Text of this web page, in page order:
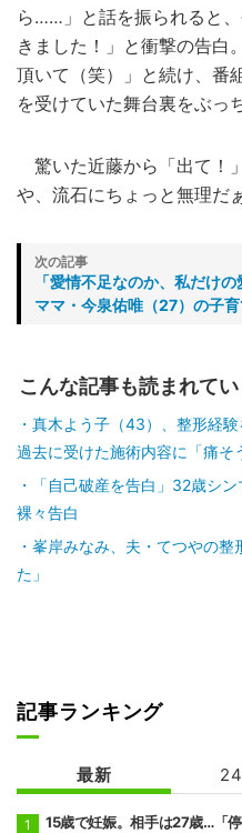
ら……」と話を振られると
きました！」と衝撃の告白
頂いて（笑）」と続け、番
を受けていた舞台裏をぶっ
驚いた近藤から「出て！
や、流石にちょっと無理だ
「愛情不足なのか、私だけ
ママ・今泉佑唯（27）の子
こんな記事も読まれて
真木よう子（43）、整形経
過去に受けた施術内容に「痛そ
「自己破産を告白」32歳シ
裸々告白
峯岸みなみ、夫・てつやの整
た」
記事ランキング
最新
15歳で妊娠。相手は27歳…「